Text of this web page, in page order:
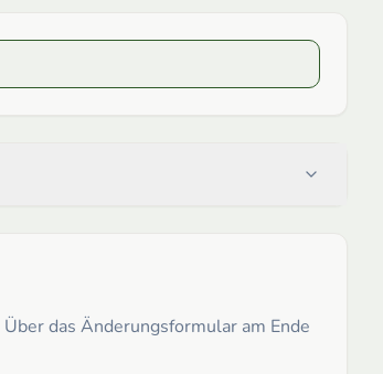
das Änderungsformular am Ende